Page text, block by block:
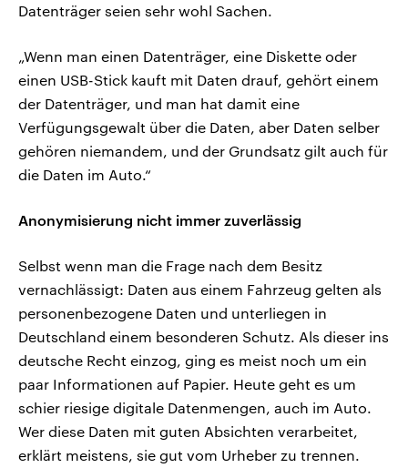
Datenträger seien sehr wohl Sachen.
„Wenn man einen Datenträger, eine Diskette oder
einen USB-Stick kauft mit Daten drauf, gehört einem
der Datenträger, und man hat damit eine
Verfügungsgewalt über die Daten, aber Daten selber
gehören niemandem, und der Grundsatz gilt auch für
die Daten im Auto.“
Anonymisierung nicht immer zuverlässig
Selbst wenn man die Frage nach dem Besitz
vernachlässigt: Daten aus einem Fahrzeug gelten als
personenbezogene Daten und unterliegen in
Deutschland einem besonderen Schutz. Als dieser ins
deutsche Recht einzog, ging es meist noch um ein
paar Informationen auf Papier. Heute geht es um
schier riesige digitale Datenmengen, auch im Auto.
Wer diese Daten mit guten Absichten verarbeitet,
erklärt meistens, sie gut vom Urheber zu trennen.